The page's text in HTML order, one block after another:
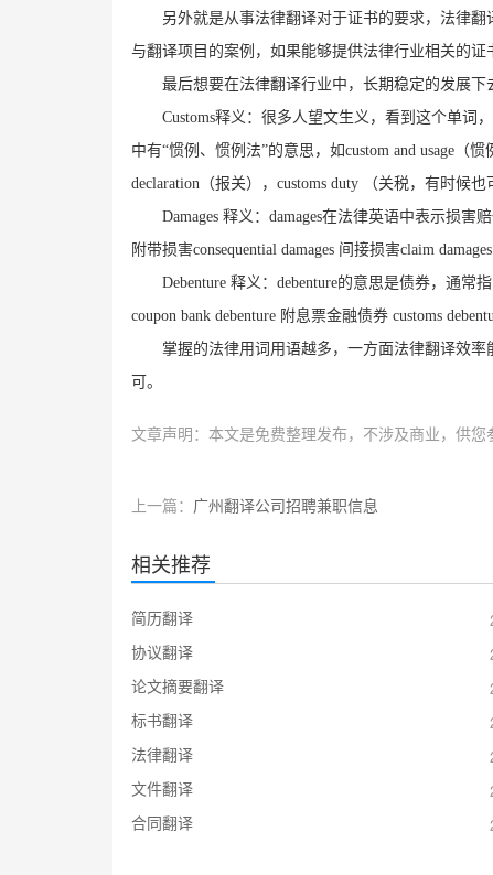
另外就是从事法律翻译对于证书的要求，法律
与翻译项目的案例，如果能够提供法律行业相关的证
最后想要在法律翻译行业中，长期稳定的发展
Customs释义：很多人望文生义，看到这个单词
中有“惯例、惯例法”的意思，如custom and usage（惯
declaration （报关）， customs duty （关税，有时候也
Damages 释义： damages在法律英语中表示损害
附带损害consequential damages 间接损害claim
Debenture 释义： debenture的意思是债券，通常
coupon bank debenture 附息票金融债券customs
掌握的法律用词用语越多，一方面法律翻译效
可。
文章声明：本文是免费整理发布，不涉及商业，供您
上一篇： 广州翻译公司招聘兼职信息
相关推荐
简历翻译
协议翻译
论文摘要翻译
标书翻译
法律翻译
文件翻译
合同翻译